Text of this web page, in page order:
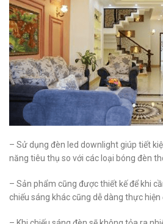
– Sử dụng đèn led downlight giúp tiết
năng tiêu thụ so với các loại bóng đèn
– Sản phẩm cũng được thiết kế để khi
chiếu sáng khác cũng dễ dàng thực hiện